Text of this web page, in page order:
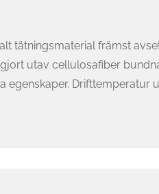
tätningsmaterial främst
utav cellulosafiber
egenskaper. Drifttemperatur